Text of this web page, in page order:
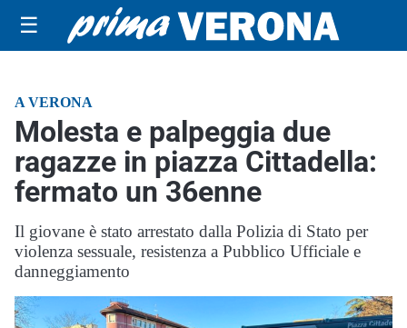
☰
A VERONA
Molesta e palpeggia due
ragazze in piazza Cittadella:
fermato un 36enne
Il giovane è stato arrestato dalla Polizia di Stato per
violenza sessuale, resistenza a Pubblico Ufficiale e
danneggiamento